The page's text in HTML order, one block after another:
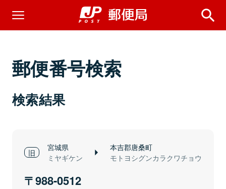
郵便番号検索
検索結果
宮城県
ミヤギケン
本吉郡唐桑町
モトヨシグンカラクワチョウ
988-0512